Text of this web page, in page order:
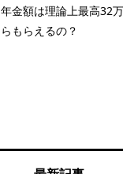
年金額は理論上最高32
らもらえるの？